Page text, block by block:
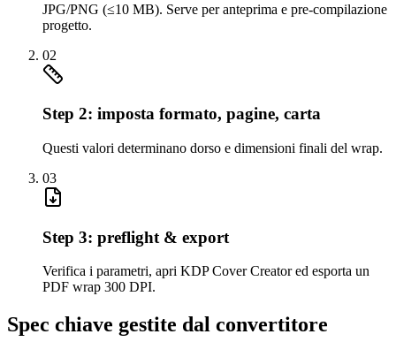
JPG/PNG (≤10 MB). Serve per anteprima e pre‑compilazione
progetto.
02
Step 2: imposta formato, pagine, carta
Questi valori determinano dorso e dimensioni finali del wrap.
03
Step 3: preflight & export
Verifica i parametri, apri KDP Cover Creator ed esporta un
PDF wrap 300 DPI.
Spec chiave gestite dal convertitore